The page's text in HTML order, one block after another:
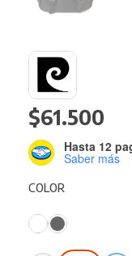
$61.500
Hasta 12
Saber más
COLOR